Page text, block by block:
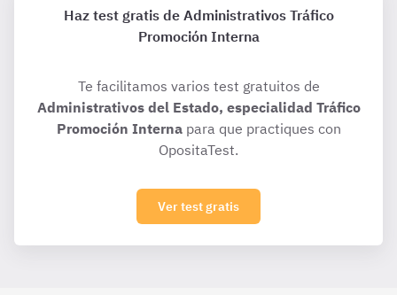
Haz test gratis de Administrativos Tráfico
Promoción Interna
Te facilitamos varios test gratuitos de
Administrativos del Estado, especialidad Tráfico
Promoción Internapara que practiques con
OpositaTest.
Ver test gratis